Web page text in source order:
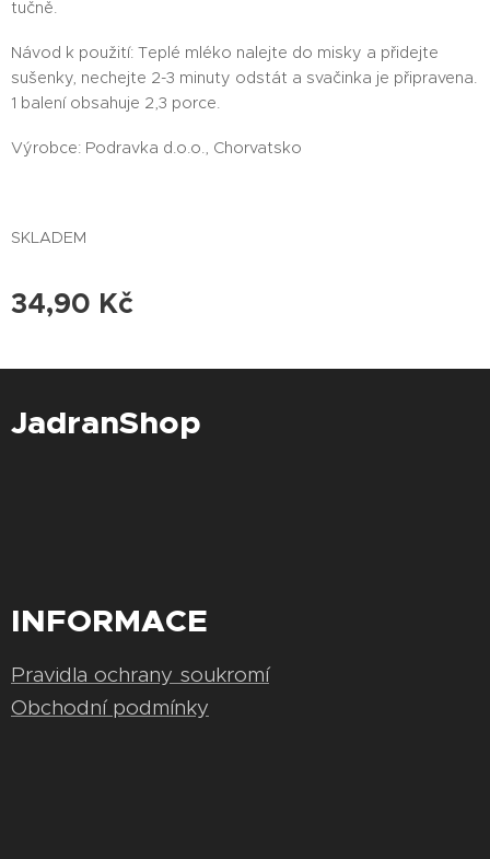
tučně.
Návod k použití: Teplé mléko nalejte do misky a přidejte
sušenky, nechejte 2-3 minuty odstát a svačinka je připravena.
1 balení obsahuje 2,3 porce.
Výrobce: Podravka d.o.o., Chorvatsko
SKLADEM
34,90 Kč
JadranShop
INFORMACE
Pravidla ochrany soukromí
Obchodní podmínky